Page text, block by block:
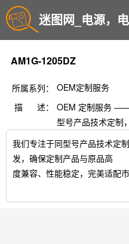
迷图网_电源，
AM1G-1205DZ
所属系列：
OEM定制服务
描 述：
OEM 定制服务
型号产品技术定制
我们专注于同型号产品技术定
发，确保定制产品与原品高
度兼容、性能稳定，完美适配市